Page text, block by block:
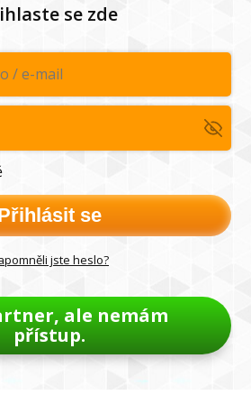
se zde
se
jste heslo?
ale nemám
přístup.